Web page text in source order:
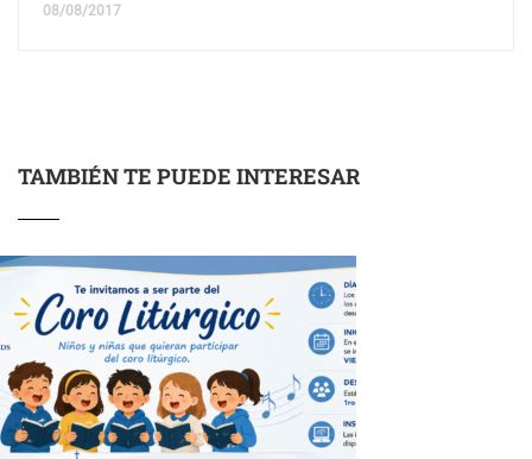
08/08/2017
TAMBIÉN TE PUEDE INTERESAR